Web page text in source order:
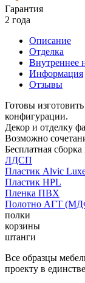
Гарантия
2 года
Описание
Отделка
Внутреннее
Информация
Отзывы
Готовы
конфигурации.
Декор и отделку
Возможно
Бесплатная
ЛДСП
Пластик Alvic
Пластик HPL
Пленка ПВХ
Полотно АГТ
полки
корзины
штанги
Все образцы
проекту в